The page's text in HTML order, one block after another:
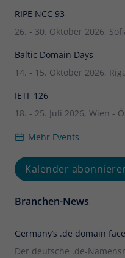
RIPE NCC 93
26. - 30. Oktober 2026,
Baltic Domain Days
14. - 15. Oktober 2026,
IETF 126
18. - 25. Juli 2026, Wien -
Mehr Events
Kalender
Branchen-News
Germany’s .de domain
Der deutsche .de-